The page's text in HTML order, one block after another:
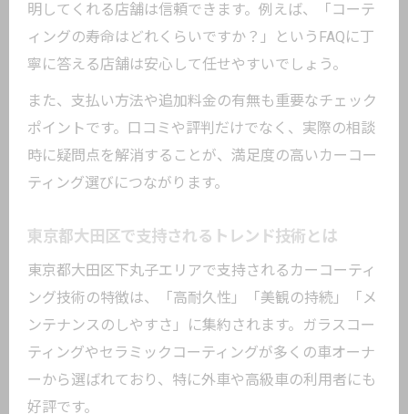
明してくれる店舗は信頼できます。例えば、「コーテ
ィングの寿命はどれくらいですか？」というFAQに丁
寧に答える店舗は安心して任せやすいでしょう。
また、支払い方法や追加料金の有無も重要なチェック
ポイントです。口コミや評判だけでなく、実際の相談
時に疑問点を解消することが、満足度の高いカーコー
ティング選びにつながります。
東京都大田区で支持されるトレンド技術とは
東京都大田区下丸子エリアで支持されるカーコーティ
ング技術の特徴は、「高耐久性」「美観の持続」「メ
ンテナンスのしやすさ」に集約されます。ガラスコー
ティングやセラミックコーティングが多くの車オーナ
ーから選ばれており、特に外車や高級車の利用者にも
好評です。